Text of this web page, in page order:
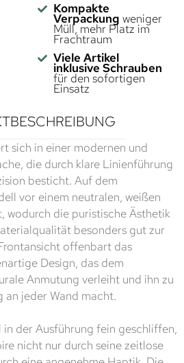
Kompakte
Verpackung weniger
Müll, mehr Platz im
Frachtraum
Viele Artikel
inklusive Schrauben
für den sofortigen
Einsatz
sich in einer modernen und
die durch klare Linienführung
besticht. Auf dem
vor einem neutralen, weißen
wodurch die puristische Ästhetik
besonders gut zur
offenbart das
Design, das dem
Anmutung verleiht und ihn zu
jeder Wand macht.
der Ausführung fein geschliffen,
nicht nur durch seine zeitlose